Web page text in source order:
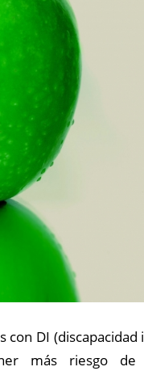
con DI
más riesgo de